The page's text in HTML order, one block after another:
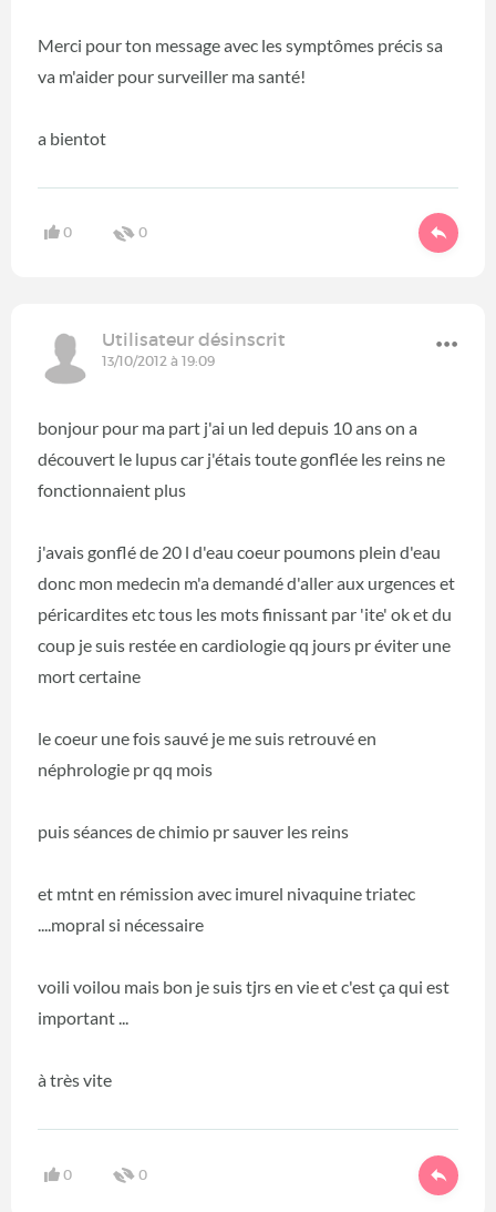
Merci pour ton message avec les symptômes précis sa
va m'aider pour surveiller ma santé!
a bientot
0 0
Utilisateur désinscrit
13/10/2012 à 19:09
bonjour pour ma part j'ai un led depuis 10 ans on a
découvert le lupus car j'étais toute gonflée les reins ne
fonctionnaient plus
j'avais gonflé de 20 l d'eau coeur poumons plein d'eau
donc mon medecin m'a demandé d'aller aux urgences et
péricardites etc tous les mots finissant par 'ite' ok et du
coup je suis restée en cardiologie qq jours pr éviter une
mort certaine
le coeur une fois sauvé je me suis retrouvé en
néphrologie pr qq mois
puis séances de chimio pr sauver les reins
et mtnt en rémission avec imurel nivaquine triatec
....mopral si nécessaire
voili voilou mais bon je suis tjrs en vie et c'est ça qui est
important ...
à très vite
0 0